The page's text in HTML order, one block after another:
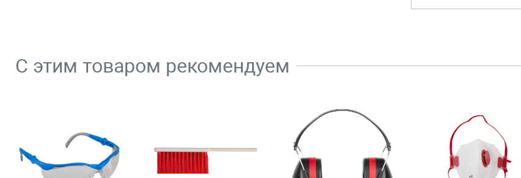
С этим товаром рекомендуем